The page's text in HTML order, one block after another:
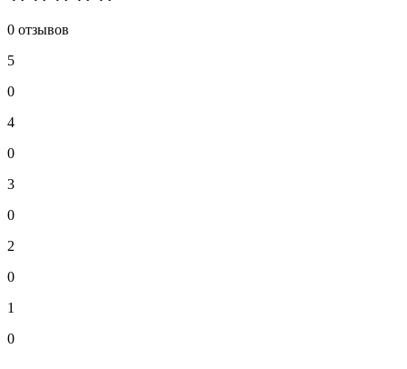
0 отзывов
5
0
4
0
3
0
2
0
1
0